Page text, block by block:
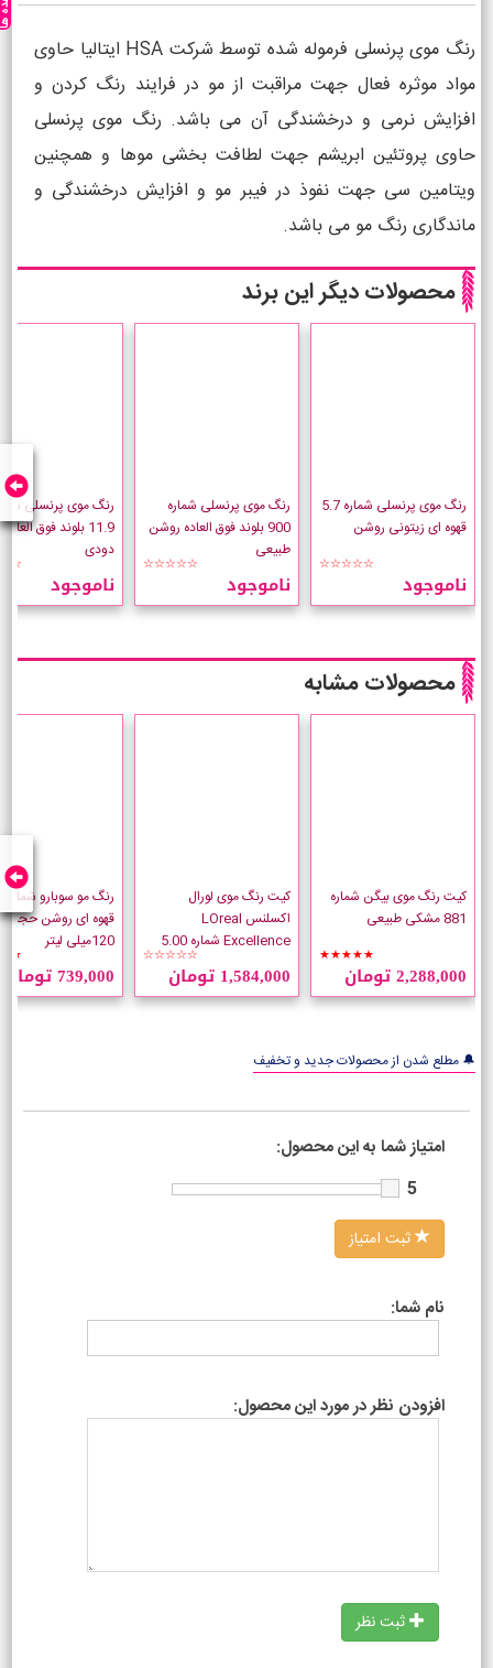
رنگ موی پرنسلی فرموله شده توسط شرکت HSA ایتالیا حاوی
مواد موثره فعال جهت مراقبت از مو در فرایند رنگ کردن و
افزایش نرمی و درخشندگی آن می باشد. رنگ موی پرنسلی
حاوی پروتئین ابریشم جهت لطافت بخشی موها و همچنین
ویتامین سی جهت نفوذ در فیبر مو و افزایش درخشندگی و
ماندگاری رنگ مو می باشد.
محصولات دیگر این برند
رنگ موی پرنسلی شماره 5.7
قهوه ای زیتونی روشن
☆☆☆☆☆
ناموجود
رنگ موی پرنسلی شماره
900 بلوند فوق العاده روشن
طبیعی
☆☆☆☆☆
ناموجود
رنگ موی پرنسلی
11.9 بلوند فوق
دودی
ناموجود
محصولات مشابه
کیت رنگ موی بیگن شماره
881 مشکی طبیعی
★★★★★
2,288,000 تومان
کیت رنگ موی لورال
اکسلنس LOreal
Excellence شماره 5.00
قهوه ای طبیعی روشن☆☆☆☆☆
1,584,000 تومان
قهوه ای روشن حجم
120میلی لیتر
739,000 تومان
🔔 مطلع شدن از محصولات جدید و تخفیف
امتیاز شما به این محصول:
5
ثبت امتیاز
نام شما:
افزودن نظر در مورد این محصول:
ثبت نظر